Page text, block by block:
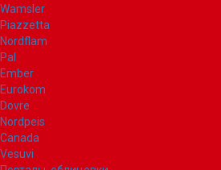
Wamsler
Piazzetta
Nordflam
Pal
Ember
Eurokom
Dovre
Nordpeis
Canada
Vesuvi